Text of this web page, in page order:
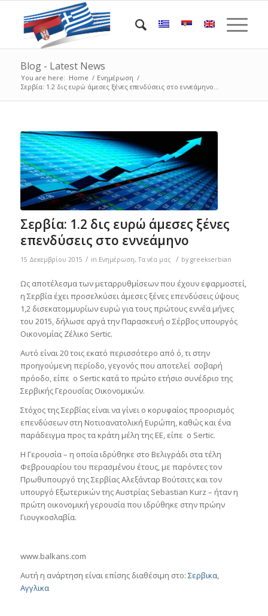
Blog - Latest News
You are here: Home / Ενημέρωση /
Σερβία: 1.2 δις ευρώ άμεσες ξένες επενδύσεις στο εννεάμηνο...
Σερβία: 1.2 δις ευρώ άμεσες ξένες
επενδύσεις στο εννεάμηνο
15 Δεκεμβρίου 2015 / in Ενημέρωση,Τα νέα μας / by greekserbian
Ως αποτέλεσμα των μεταρρυθμίσεων που έχουν εφαρμοστεί,
η Σερβία έχει προσελκύσει άμεσες ξένες επενδύσεις ύψους
1,2 δισεκατομμυρίων ευρώ για τους πρώτους εννέα μήνες
του 2015, δήλωσε αργά την Παρασκευή ο Σέρβος υπουργός
Οικονομίας Ζέλικο Sertic.
Αυτό είναι 20 τοις εκατό περισσότερο από ό, τι στην
προηγούμενη περίοδο, γεγονός που αποτελεί σοβαρή
πρόοδο, είπε ο Sertic κατά το πρώτο ετήσιο συνέδριο της
Σερβικής Γερουσίας Οικονομικών.
Στόχος της Σερβίας είναι να γίνει ο κορυφαίος προορισμός
επενδύσεων στη Νοτιοανατολική Ευρώπη, καθώς και ένα
παράδειγμα προς τα κράτη μέλη της ΕΕ, είπε ο Sertic.
Η Γερουσία – η οποία ιδρύθηκε στο Βελιγράδι στα τέλη
Φεβρουαρίου του περασμένου έτους, με παρόντες τον
Πρωθυπουργό της Σερβίας Αλεξάνταρ Βούτσιτς και τον
υπουργό Εξωτερικών της Αυστρίας Sebastian Kurz – ήταν η
πρώτη οικονομική γερουσία που ιδρύθηκε στην πρώην
Γιουγκοσλαβία.
www.balkans.com
Αυτή η ανάρτηση είναι επίσης διαθέσιμη στο: Σερβικα
Αγγλικα